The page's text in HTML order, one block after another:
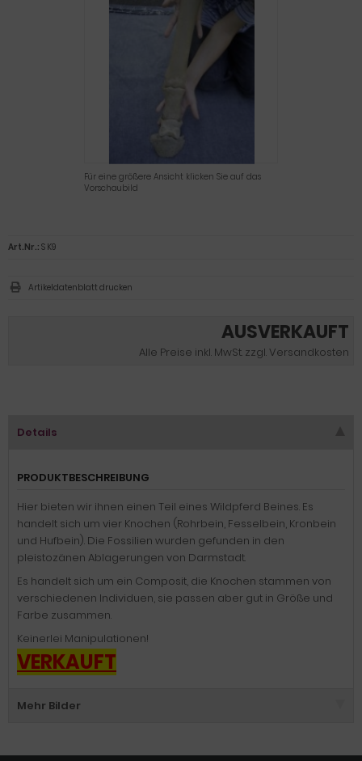
Für eine größere Ansicht klicken Sie auf das
Vorschaubild
AUSVERKAUFT
Alle Preise inkl. MwSt. zzgl. Versandkosten
Art.Nr.: S K9
Artikeldatenblatt drucken
Details
PRODUKTBESCHREIBUNG
Hier bieten wir ihnen einen Teil eines Wildpferd Beines. Es
handelt sich um vier Knochen (Rohrbein, Fesselbein, Kronbein
und Hufbein). Die Fossilien wurden gefunden in den
pleistozänen Ablagerungen von Darmstadt.
Es handelt sich um ein Composit, die Knochen stammen von
verschiedenen Individuen, sie passen aber gut in Größe und
Farbe zusammen.
Keinerlei Manipulationen!
VERKAUFT
Mehr Bilder